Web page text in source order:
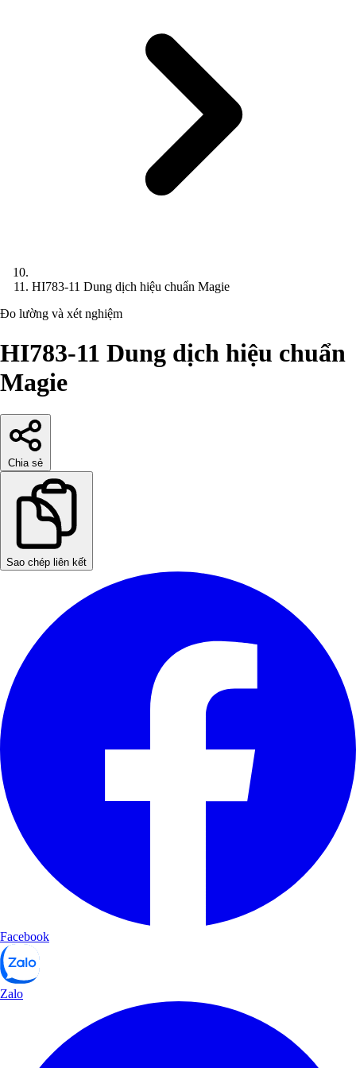
HI783-11 Dung dịch hiệu chuẩn Magie
Đo lường và xét nghiệm
HI783-11 Dung dịch hiệu chuẩn
Magie
Chia sẻ
Sao chép liên kết
Facebook
Zalo